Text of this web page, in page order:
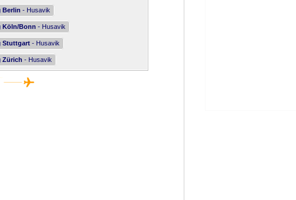
Berlin - Husavik
Köln/Bonn - Husavik
Stuttgart - Husavik
Zürich - Husavik